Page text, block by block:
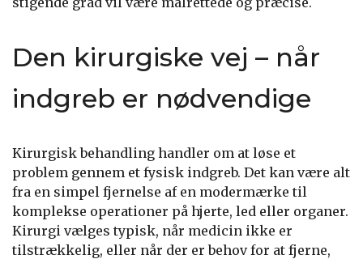
Den kirurgiske vej – når
indgreb er nødvendige
Kirurgisk behandling handler om at løse et
problem gennem et fysisk indgreb. Det kan være alt
fra en simpel fjernelse af en modermærke til
komplekse operationer på hjerte, led eller organer.
Kirurgi vælges typisk, når medicin ikke er
tilstrækkelig, eller når der er behov for at fjerne,